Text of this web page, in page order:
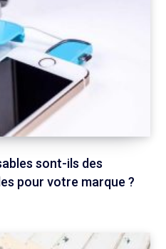
sont-ils des
pour votre marque ?